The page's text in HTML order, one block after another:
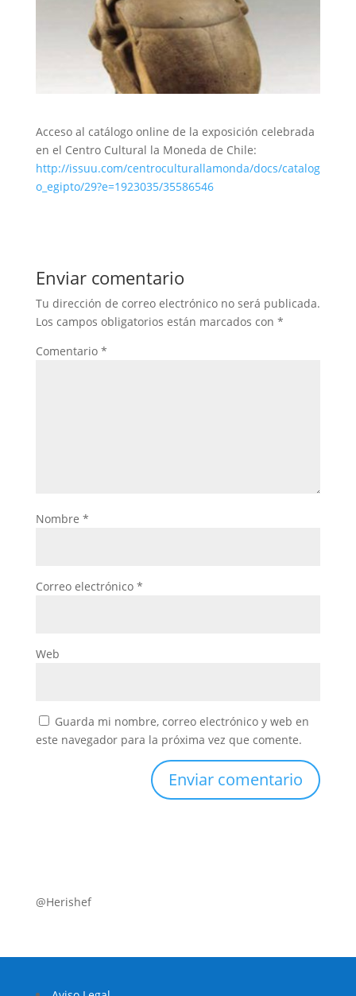
Acceso al catálogo online de la exposición celebrada
en el Centro Cultural la Moneda de Chile:
http://issuu.com/centroculturallamonda/docs/catalog
o_egipto/29?e=1923035/35586546
Enviar comentario
Tu dirección de correo electrónico no será publicada.
Los campos obligatorios están marcados con *
Comentario *
Nombre *
Correo electrónico *
Web
Guarda mi nombre, correo electrónico y web en
este navegador para la próxima vez que comente.
@Herishef